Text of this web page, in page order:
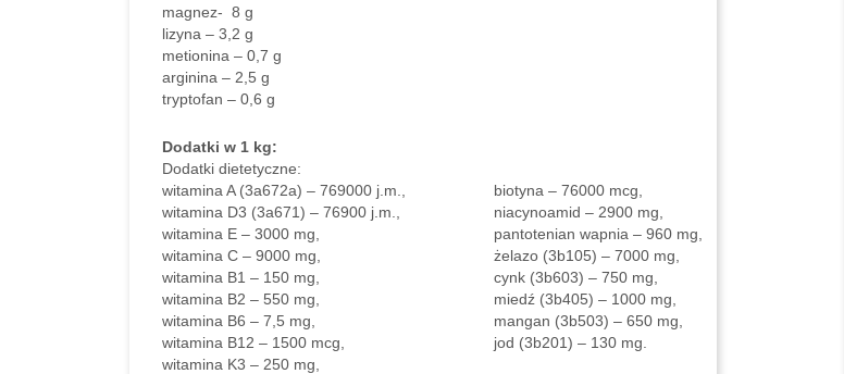
magnez- 8 g
lizyna – 3,2 g
metionina – 0,7 g
arginina – 2,5 g
tryptofan – 0,6 g
Dodatki w 1 kg:
Dodatki dietetyczne:
witamina A (3a672a) – 769000 j.m.,
witamina D3 (3a671) – 76900 j.m.,
witamina E – 3000 mg,
witamina C – 9000 mg,
witamina B1 – 150 mg,
witamina B2 – 550 mg,
witamina B6 – 7,5 mg,
witamina B12 – 1500 mcg,
witamina K3 – 250 mg,
biotyna – 76000 mcg,
niacynoamid – 2900 mg,
pantotenian wapnia – 960 mg,
żelazo (3b105) – 7000 mg,
cynk (3b603) – 750 mg,
miedź (3b405) – 1000 mg,
mangan (3b503) – 650 mg,
jod (3b201) – 130 mg.